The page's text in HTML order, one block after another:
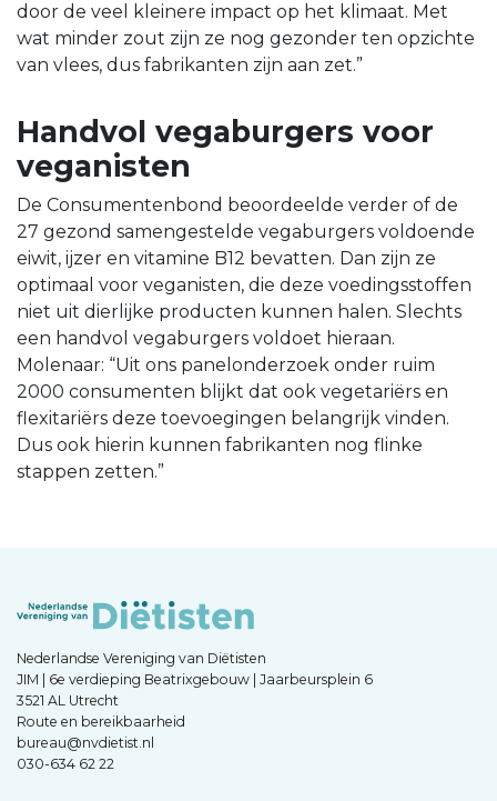
door de veel kleinere impact op het klimaat. Met
wat minder zout zijn ze nog gezonder ten opzichte
van vlees, dus fabrikanten zijn aan zet.”
Handvol vegaburgers voor
veganisten
De Consumentenbond beoordeelde verder of de
27 gezond samengestelde vegaburgers voldoende
eiwit, ijzer en vitamine B12 bevatten. Dan zijn ze
optimaal voor veganisten, die deze voedingsstoffen
niet uit dierlijke producten kunnen halen. Slechts
een handvol vegaburgers voldoet hieraan.
Molenaar: “Uit ons panelonderzoek onder ruim
2000 consumenten blijkt dat ook vegetariërs en
flexitariërs deze toevoegingen belangrijk vinden.
Dus ook hierin kunnen fabrikanten nog flinke
stappen zetten.”
Nederlandse Vereniging van Diëtisten
JIM | 6e verdieping Beatrixgebouw | Jaarbeursplein 6
3521 AL Utrecht
Route en bereikbaarheid
bureau@nvdietist.nl
030-634 62 22